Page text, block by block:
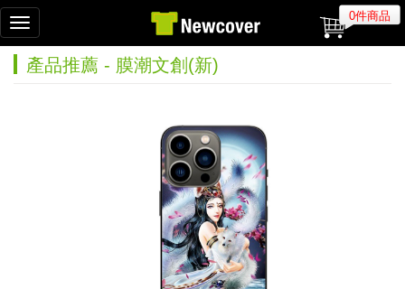
0件商品
Toggle
navigation
產品推薦 - 膜潮文創(新)